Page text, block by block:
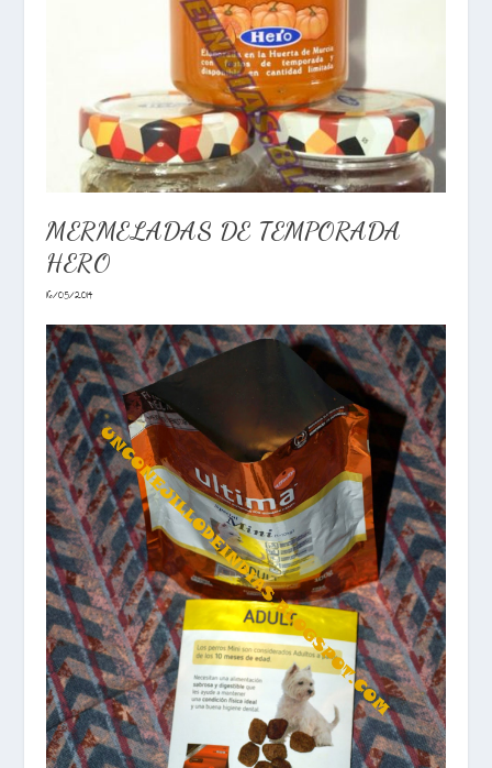
MERMELADAS DE TEMPORADA
HERO
16/05/2014